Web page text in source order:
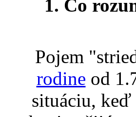
1. Čo
Pojem
rodine od
situáciu, keď